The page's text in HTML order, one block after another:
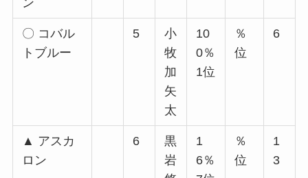
ン
〇 コバル
トブルー
5
小
牧
加
矢
太
10
0％
1位
％
位
6
▲ アスカ
ロン
6
黒
岩
1
6％
％
位
1
3